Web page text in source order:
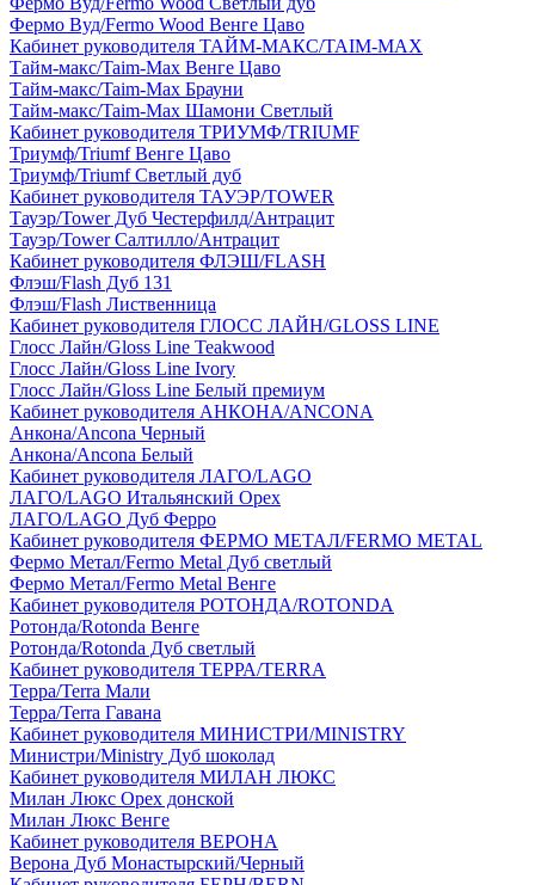
Фермо Вуд/Fermo Wood Венге Цаво
Кабинет руководителя ТАЙМ-МАКС/TAIM-MAX
Тайм-макс/Taim-Max Венге Цаво
Тайм-макс/Taim-Max Брауни
Тайм-макс/Taim-Max Шамони Светлый
Кабинет руководителя ТРИУМФ/TRIUMF
Триумф/Triumf Венге Цаво
Триумф/Triumf Светлый дуб
Кабинет руководителя ТАУЭР/TOWER
Тауэр/Tower Дуб Честерфилд/Антрацит
Тауэр/Tower Салтилло/Антрацит
Кабинет руководителя ФЛЭШ/FLASH
Флэш/Flash Дуб 131
Флэш/Flash Лиственница
Кабинет руководителя ГЛОСС ЛАЙН/GLOSS LINE
Глосс Лайн/Gloss Line Teakwood
Глосс Лайн/Gloss Line Ivory
Глосс Лайн/Gloss Line Белый премиум
Кабинет руководителя АНКОНА/ANCONA
Анкона/Ancona Черный
Анкона/Ancona Белый
Кабинет руководителя ЛАГО/LAGO
ЛАГО/LAGO Итальянский Орех
ЛАГО/LAGO Дуб Ферро
Кабинет руководителя ФЕРМО МЕТАЛ/FERMO METAL
Фермо Метал/Fermo Metal Дуб светлый
Фермо Метал/Fermo Metal Венге
Кабинет руководителя РОТОНДА/ROTONDA
Ротонда/Rotonda Венге
Ротонда/Rotonda Дуб светлый
Кабинет руководителя ТЕРРА/TERRA
Терра/Terra Мали
Терра/Terra Гавана
Кабинет руководителя МИНИСТРИ/MINISTRY
Министри/Ministry Дуб шоколад
Кабинет руководителя МИЛАН ЛЮКС
Милан Люкс Орех донской
Милан Люкс Венге
Кабинет руководителя ВЕРОНА
Верона Дуб Монастырский/Черный